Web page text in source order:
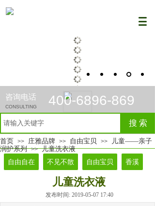
搜 索
400-6896-869
咨询电话
CONSULTING
首页 >> 庄雅品牌 >> 自由宝贝 >>
儿童——亲子
润护系列 >> 儿童洗衣液
自由自在 不见不散 自由宝贝 香溪
儿童洗衣液
发布时间: 2019-05-07 17:40